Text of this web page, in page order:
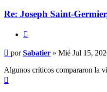
Re: Joseph Saint-
Mensaje
porSabatier » Mié Jul 15,
Algunos críticos compararon la